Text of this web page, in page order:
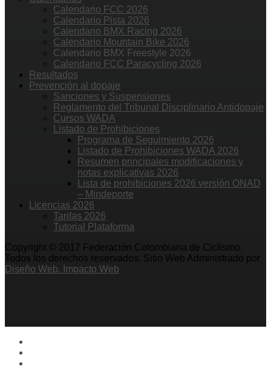
Calendario FCC 2026
Calendario Pista 2026
Calendario BMX Racing 2026
Calendario Mountain Bike 2026
Calendario BMX Freestyle 2026
Calendario FCC Paracycling 2026
Resultados
Prevención al dopaje
Sanciones y Suspensiones
Reglamento del Tribunal Disciplinario Antidopaje
Cursos WADA
Listado de Prohibiciones
Programa de Seguimiento 2026
Listado de Prohibiciones WADA 2026
Resumen principales modificaciones y
notas explicativas 2026
Lista de prohibiciones 2026 versión ONAD
– Mindeporte
Licencias 2026
Tarifas 2026
Tutorial Plataforma
Copyright © 2017 Federación Colombiana de Ciclismo.
Todos los derechos reservados. Sitio Web Administrado por
Diseño Web. Impacto Web